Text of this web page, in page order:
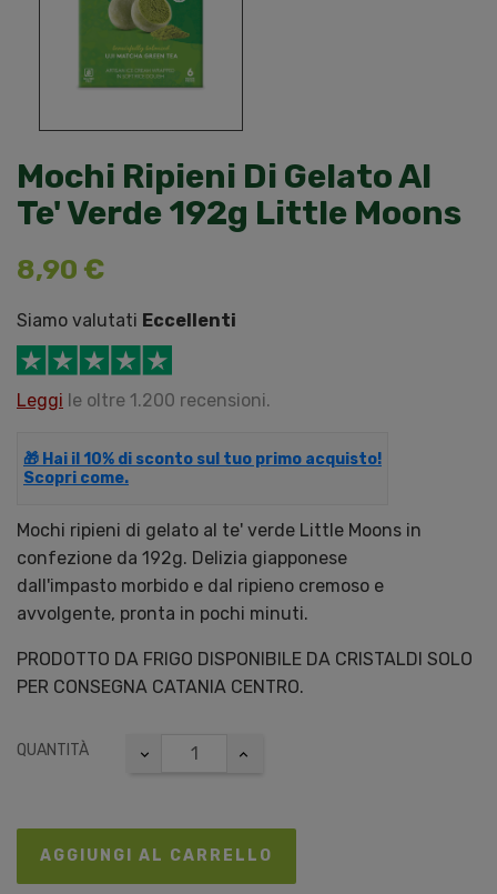
Mochi Ripieni Di Gelato Al
Te' Verde 192g Little Moons
8,90 €
Siamo valutati Eccellenti
Leggi le oltre 1.200 recensioni.
🎁 Hai il 10% di sconto sul tuo primo acquisto!
Scopri come.
Mochi ripieni di gelato al te' verde Little Moons in
confezione da 192g. Delizia giapponese
dall'impasto morbido e dal ripieno cremoso e
avvolgente, pronta in pochi minuti.
PRODOTTO DA FRIGO DISPONIBILE DA CRISTALDI SOLO
PER CONSEGNA CATANIA CENTRO.
QUANTITÀ
AGGIUNGI AL CARRELLO